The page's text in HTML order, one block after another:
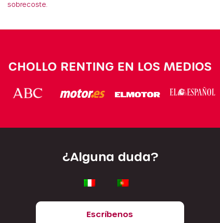
sobrecoste.
CHOLLO RENTING EN LOS MEDIOS
¿Alguna duda?
Escríbenos